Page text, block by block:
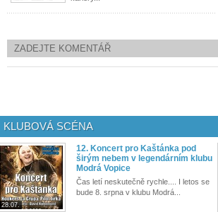
ZADEJTE KOMENTÁŘ
KLUBOVÁ SCÉNA
28.07.
12. Koncert pro Kaštánka pod
širým nebem v legendárním klubu
Modrá Vopice
Čas letí neskutečně rychle.... I letos se
bude 8. srpna v klubu Modrá...